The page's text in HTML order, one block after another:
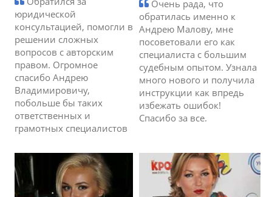
юридической
консультацией, помогли в
решении сложных
вопросов с авторским
правом. Огромное
спасибо Андрею
Владимировичу,
побольше бы таких
ответственных и
грамотных специалистов
Очень рада, что
обратилась именно к
Андрею Малову, мне
посоветовали его как
специалиста с большим
судебным опытом. Узнала
много нового и получила
инструкции как впредь
избежать ошибок!
Спасибо за все.